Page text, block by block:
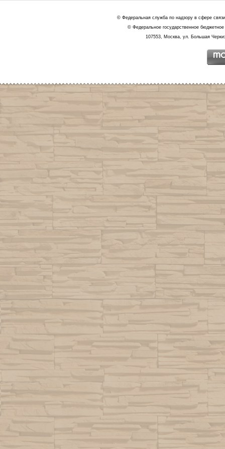
© Федеральная служба по надзору в сфере
© Федеральное государственное
107553, Москва, ул. Большая